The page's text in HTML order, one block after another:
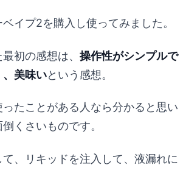
イプ2を購入し使ってみました。
初の感想は、 操作性がシンプルで
、美味いという感想。
たことがある人なら分かると思い
くさいものです。
、リキッドを注入して、液漏れに